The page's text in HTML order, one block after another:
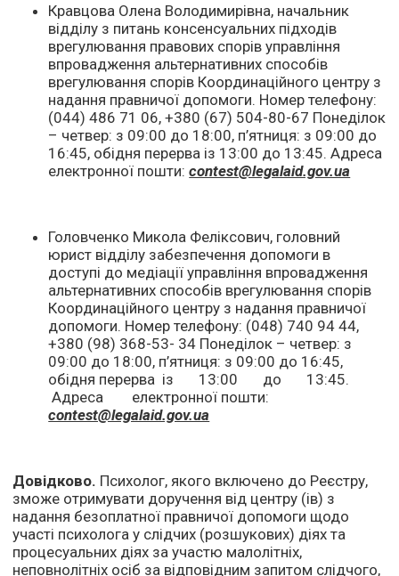
Кравцова Олена Володимирівна, начальник
відділу з питань консенсуальних підходів
врегулювання правових спорів управління
впровадження альтернативних способів
врегулювання спорів Координаційного центру з
надання правничої допомоги. Номер телефону:
(044) 486 71 06, +380 (67) 504-80-67 Понеділок
– четвер: з 09:00 до 18:00, п’ятниця: з 09:00 до
16:45, обідня перерва із 13:00 до 13:45. Адреса
електронної пошти:contest@legalaid.gov.ua
Головченко Микола Феліксович, головний
юрист відділу забезпечення допомоги в
доступі до медіації управління впровадження
альтернативних способів врегулювання спорів
Координаційного центру з надання правничої
допомоги. Номер телефону: (048) 740 94 44,
+380 (98) 368-53- 34 Понеділок – четвер: з
09:00 до 18:00, п’ятниця: з 09:00 до 16:45,
обідня перерва із 13:00 до 13:45.
Адреса електронної пошти:
contest@legalaid.gov.ua
Довідково. Психолог, якого включено до Реєстру,
зможе отримувати доручення від центру (ів) з
надання безоплатної правничої допомоги щодо
участі психолога у слідчих (розшукових) діях та
процесуальних діях за участю малолітніх,
неповнолітніх осіб за відповідним запитом слідчого,